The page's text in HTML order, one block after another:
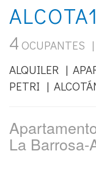
4 OCUPANTES |
ALQUILER |
PETRI |
La Barrosa-